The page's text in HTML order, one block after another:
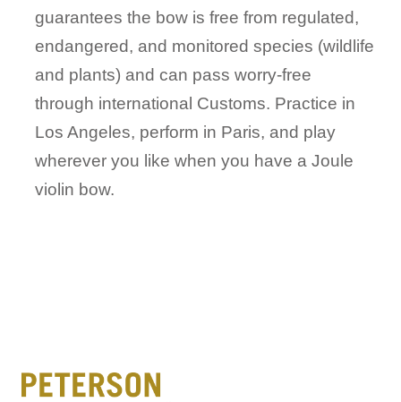
guarantees the bow is free from regulated,
endangered, and monitored species (wildlife
and plants) and can pass worry-free
through international Customs. Practice in
Los Angeles, perform in Paris, and play
wherever you like when you have a Joule
violin bow.